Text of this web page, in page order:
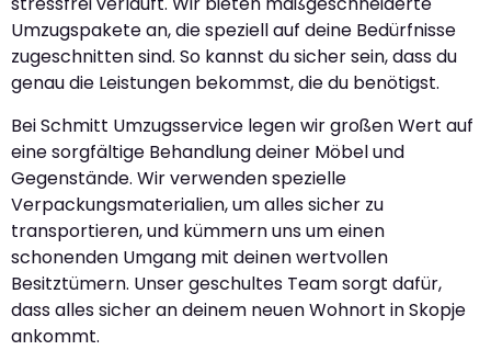
Umzugspakete an, die speziell auf deine Bedürfnisse
zugeschnitten sind. So kannst du sicher sein, dass du
genau die Leistungen bekommst, die du benötigst.
Bei Schmitt Umzugsservice legen wir großen Wert auf
eine sorgfältige Behandlung deiner Möbel und
Gegenstände. Wir verwenden spezielle
Verpackungsmaterialien, um alles sicher zu
transportieren, und kümmern uns um einen
schonenden Umgang mit deinen wertvollen
Besitztümern. Unser geschultes Team sorgt dafür,
dass alles sicher an deinem neuen Wohnort in Skopje
ankommt.